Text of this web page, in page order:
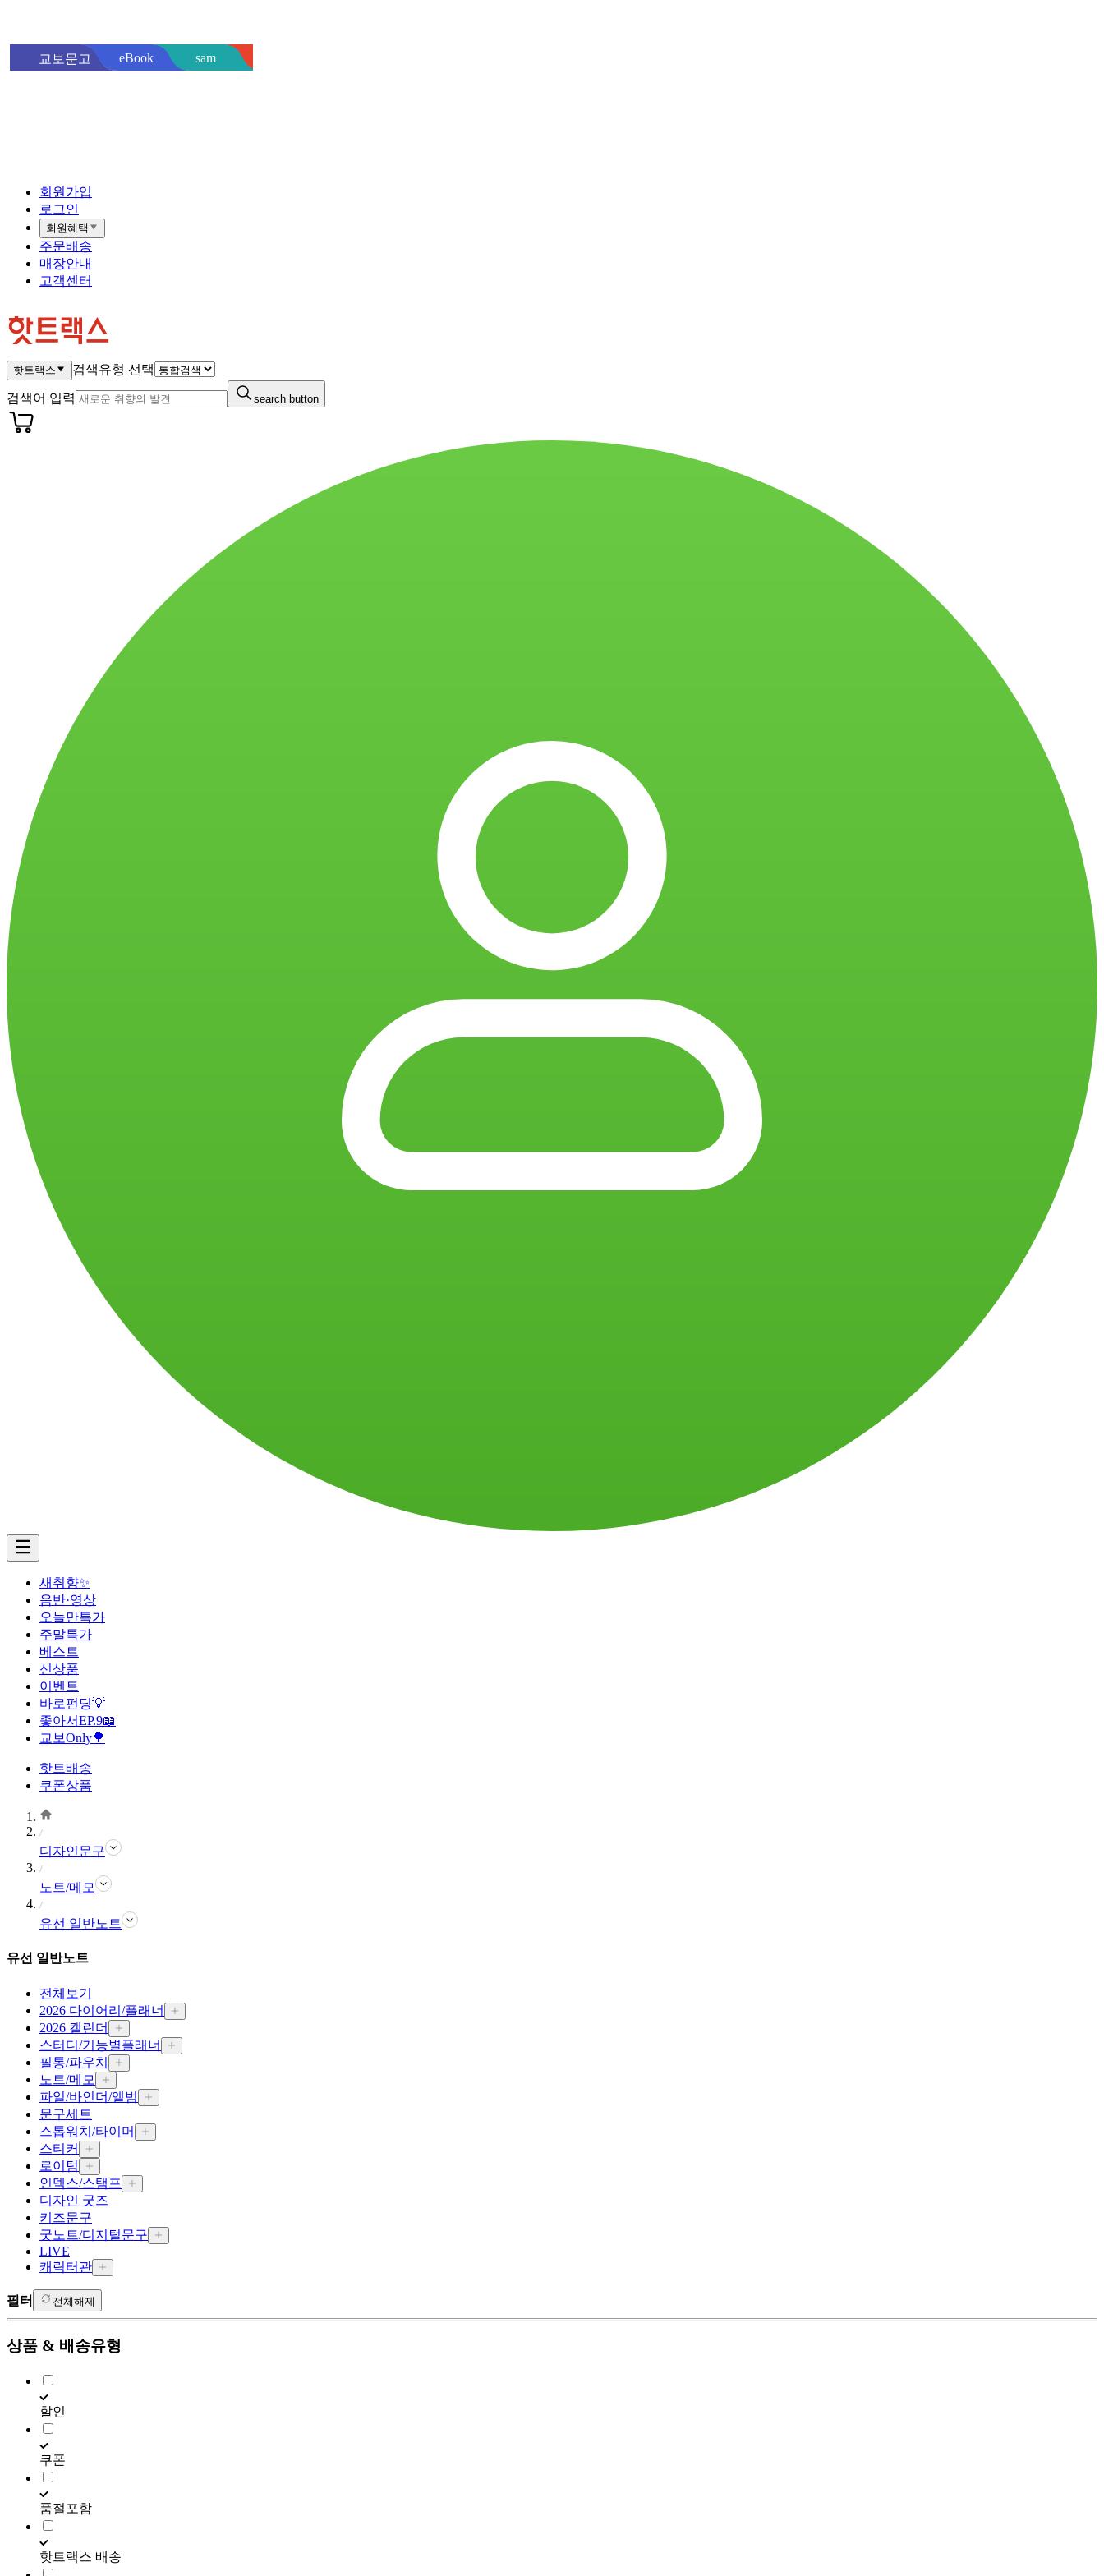
교보문고 eBook sam
회원가입
로그인
회원혜택
주문배송
매장안내
고객센터
핫트랙스 검색유형 선택
검색어 입력 search button
새취향✨
음반·영상
오늘만특가
주말특가
베스트
신상품
이벤트
바로펀딩💡
좋아서EP.9📖
교보Only🌳
핫트배송
쿠폰상품
디자인문구
노트/메모
유선 일반노트
유선 일반노트
전체보기
2026 다이어리/플래너
2026 캘린더
스터디/기능별플래너
필통/파우치
노트/메모
파일/바인더/앨범
문구세트
스톱워치/타이머
스티커
로이텀
인덱스/스탬프
디자인 굿즈
키즈문구
굿노트/디지털문구
LIVE
캐릭터관
필터 전체해제
상품 & 배송유형
할인
쿠폰
품절포함
핫트랙스 배송